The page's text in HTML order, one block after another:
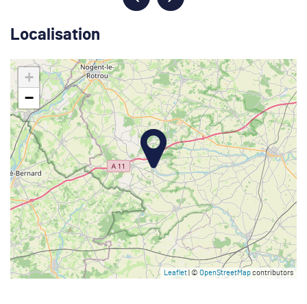
Localisation
+
−
Leaflet | © OpenStreetMapcontributors